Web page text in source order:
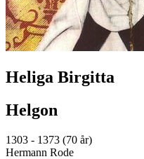
Heliga Birgitta
Helgon
1303 - 1373 (70 år)
Hermann Rode